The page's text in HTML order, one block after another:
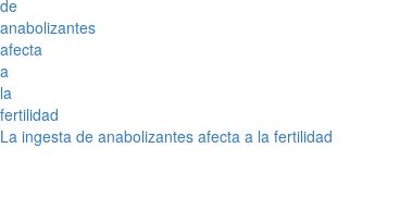
La ingesta de anabolizantes afecta a la fertilidad